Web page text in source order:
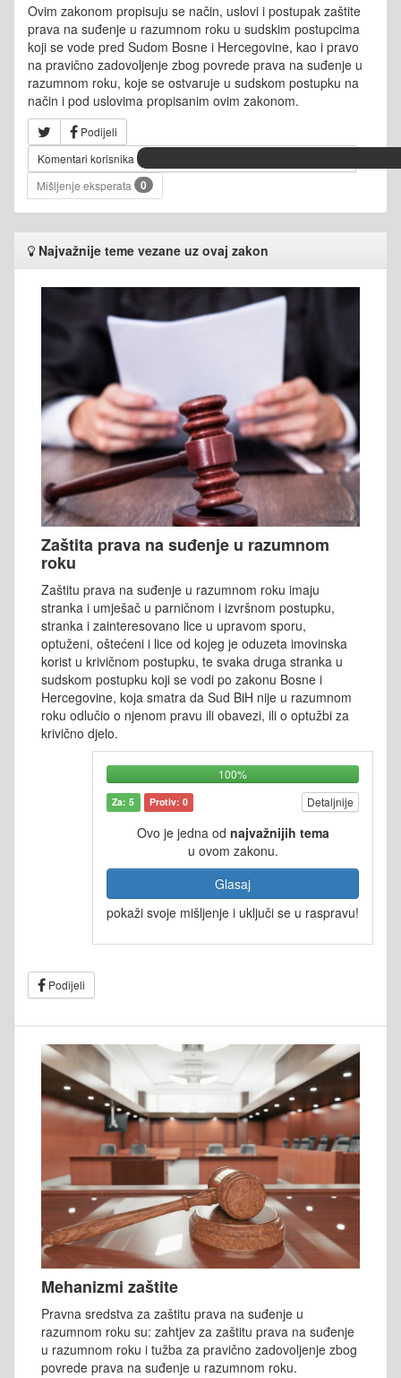
Ovim zakonom propisuju se način, uslovi i postupak zaštite
prava na suđenje u razumnom roku u sudskim postupcima
koji se vode pred Sudom Bosne i Hercegovine, kao i pravo
na pravično zadovoljenje zbog povrede prava na suđenje u
razumnom roku, koje se ostvaruje u sudskom postupku na
način i pod uslovima propisanim ovim zakonom.
Podijeli
Komentari korisnika
Mišljenje eksperata
0
Najvažnije teme vezane uz ovaj zakon
Zaštita prava na suđenje u razumnom
roku
Zaštitu prava na suđenje u razumnom roku imaju
stranka i umješač u parničnom i izvršnom postupku,
stranka i zainteresovano lice u upravom sporu,
optuženi, oštećeni i lice od kojeg je oduzeta imovinska
korist u krivičnom postupku, te svaka druga stranka u
sudskom postupku koji se vodi po zakonu Bosne i
Hercegovine, koja smatra da Sud BiH nije u razumnom
roku odlučio o njenom pravu ili obavezi, ili o optužbi za
krivično djelo.
100%
Za: 5 Protiv: 0 Detaljnije
Ovo je jedna od najvažnijih tema
u ovom zakonu.
Glasaj
pokaži svoje mišljenje i uključi se u raspravu!
Podijeli
Mehanizmi zaštite
Pravna sredstva za zaštitu prava na suđenje u
razumnom roku su: zahtjev za zaštitu prava na suđenje
u razumnom roku i tužba za pravično zadovoljenje zbog
povrede prava na suđenje u razumnom roku.